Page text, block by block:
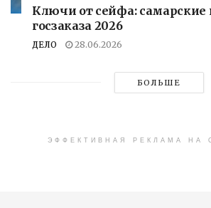
Ключи от сейфа: самарские
госзаказа 2026
ДЕЛО 28.06.2026
БОЛЬШЕ
ЭФФЕКТИВНАЯ РЕКЛАМА НА